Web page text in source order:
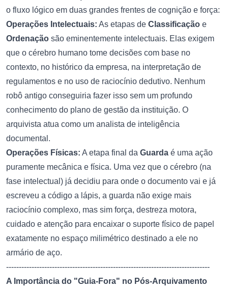
o fluxo lógico em duas grandes frentes de cognição e força:
Operações Intelectuais: As etapas de Classificação e
Ordenação são eminentemente intelectuais. Elas exigem
que o cérebro humano tome decisões com base no
contexto, no histórico da empresa, na interpretação de
regulamentos e no uso de raciocínio dedutivo. Nenhum
robô antigo conseguiria fazer isso sem um profundo
conhecimento do plano de gestão da instituição. O
arquivista atua como um analista de inteligência
documental.
Operações Físicas: A etapa final da Guarda é uma ação
puramente mecânica e física. Uma vez que o cérebro (na
fase intelectual) já decidiu para onde o documento vai e já
escreveu a código a lápis, a guarda não exige mais
raciocínio complexo, mas sim força, destreza motora,
cuidado e atenção para encaixar o suporte físico de papel
exatamente no espaço milimétrico destinado a ele no
armário de aço.
--------------------------------------------------------------------------------
A Importância do "Guia-Fora" no Pós-Arquivamento